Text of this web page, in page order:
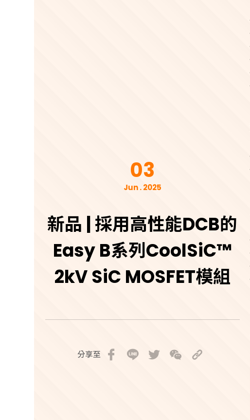
03
Jun . 2025
新品 | 採用高性能DCB的
Easy B系列CoolSiC™
2kV SiC MOSFET模組
分享至